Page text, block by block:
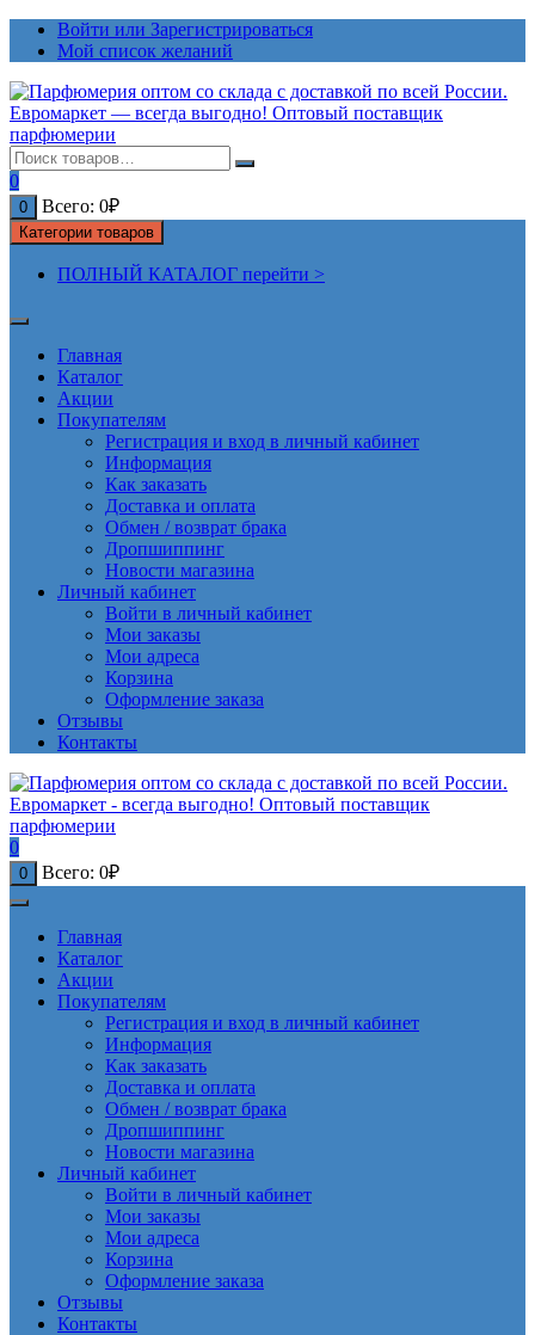
ПерейтиВойти или Зарегистрироваться
Мой список желаний
0
0 Всего: 0₽
Категории товаров
ПОЛНЫЙ КАТАЛОГ перейти >
Главная
Каталог
Акции
Покупателям
Регистрация и вход в личный кабинет
Информация
Как заказать
Доставка и оплата
Обмен / возврат брака
Дропшиппинг
Новости магазина
Личный кабинет
Войти в личный кабинет
Мои заказы
Мои адреса
Корзина
Оформление заказа
Отзывы
Контакты
0
0 Всего: 0₽
Главная
Каталог
Акции
Покупателям
Регистрация и вход в личный кабинет
Информация
Как заказать
Доставка и оплата
Обмен / возврат брака
Дропшиппинг
Новости магазина
Личный кабинет
Войти в личный кабинет
Мои заказы
Мои адреса
Корзина
Оформление заказа
Отзывы
Контакты